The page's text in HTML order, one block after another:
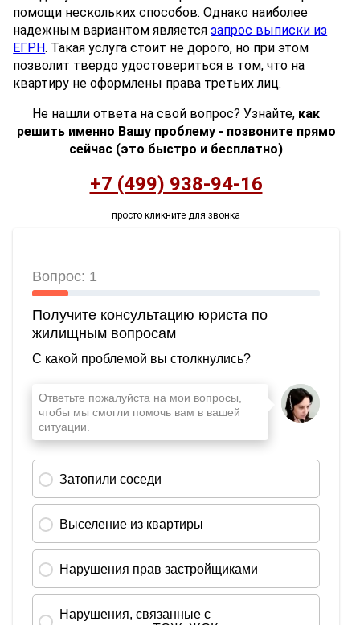
помощи нескольких способов. Однако наиболее
надежным вариантом являетсязапрос выписки из
ЕГРН. Такая услуга стоит не дорого, но при этом
позволит твердо удостовериться в том, что на
квартиру не оформлены права третьих лиц.
Не нашли ответа на свой вопрос? Узнайте, как
решить именно Вашу проблему - позвоните прямо
сейчас (это быстро и бесплатно)
+7 (499) 938-94-16
просто кликните для звонка